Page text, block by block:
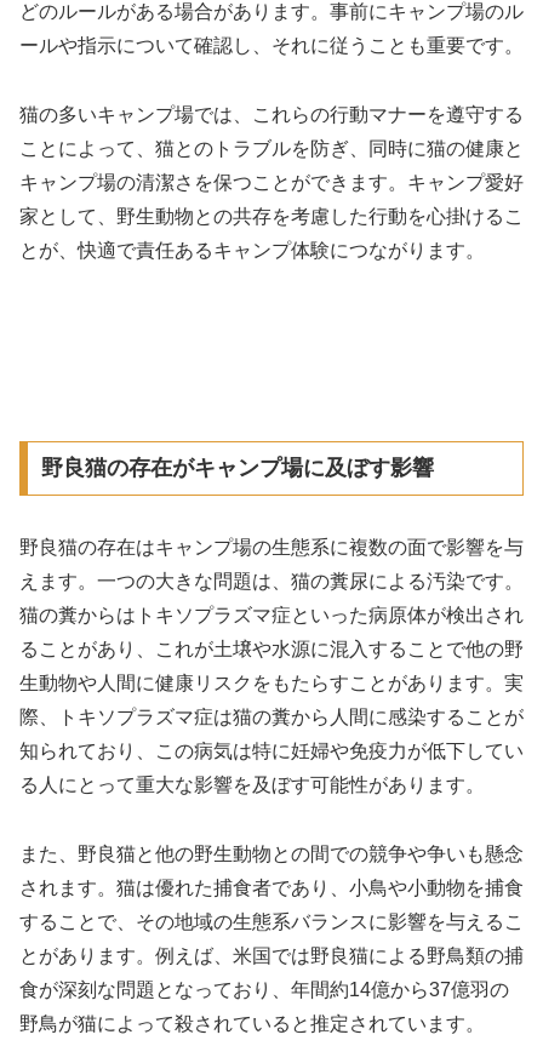
どのルールがある場合があります。事前にキャンプ場のル
ールや指示について確認し、それに従うことも重要です。
猫の多いキャンプ場では、これらの行動マナーを遵守する
ことによって、猫とのトラブルを防ぎ、同時に猫の健康と
キャンプ場の清潔さを保つことができます。キャンプ愛好
家として、野生動物との共存を考慮した行動を心掛けるこ
とが、快適で責任あるキャンプ体験につながります。
野良猫の存在がキャンプ場に及ぼす影響
野良猫の存在はキャンプ場の生態系に複数の面で影響を与
えます。一つの大きな問題は、猫の糞尿による汚染です。
猫の糞からはトキソプラズマ症といった病原体が検出され
ることがあり、これが土壌や水源に混入することで他の野
生動物や人間に健康リスクをもたらすことがあります。実
際、トキソプラズマ症は猫の糞から人間に感染することが
知られており、この病気は特に妊婦や免疫力が低下してい
る人にとって重大な影響を及ぼす可能性があります。
また、野良猫と他の野生動物との間での競争や争いも懸念
されます。猫は優れた捕食者であり、小鳥や小動物を捕食
することで、その地域の生態系バランスに影響を与えるこ
とがあります。例えば、米国では野良猫による野鳥類の捕
食が深刻な問題となっており、年間約14億から37億羽の
野鳥が猫によって殺されていると推定されています。